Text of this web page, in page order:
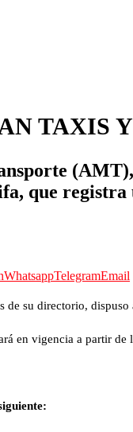
TAXIS
que
WhatsappTelegramEmail
su directorio,
en vigencia a partir